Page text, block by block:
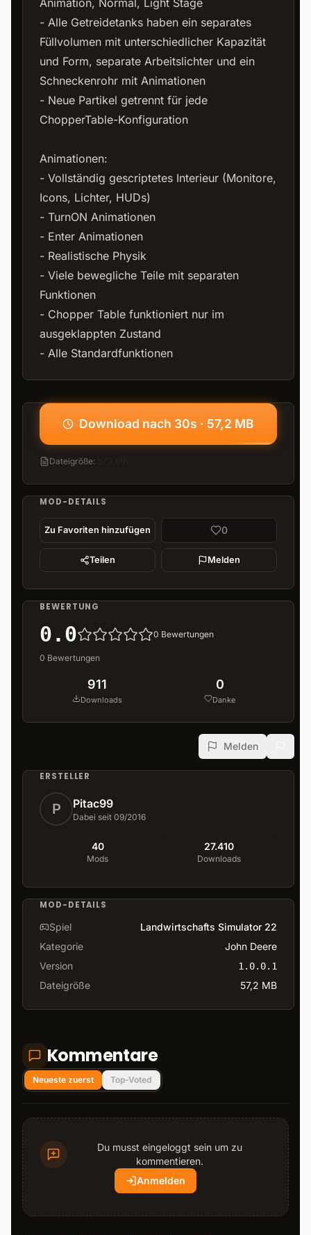
Animation, Normal, Light Stage
- Alle Getreidetanks haben ein separates
Füllvolumen mit unterschiedlicher Kapazität
und Form, separate Arbeitslichter und ein
Schneckenrohr mit Animationen
- Neue Partikel getrennt für jede
ChopperTable-Konfiguration
Animationen:
- Vollständig gescriptetes Interieur (Monitore,
Icons, Lichter, HUDs)
- TurnON Animationen
- Enter Animationen
- Realistische Physik
- Viele bewegliche Teile mit separaten
Funktionen
- Chopper Table funktioniert nur im
ausgeklappten Zustand
- Alle Standardfunktionen
Download nach 30s · 57,2 MB
Dateigröße:
MOD-DETAILS
Zu Favoriten hinzufügen 0
Teilen Melden
BEWERTUNG
0.0 0 Bewertungen
0 Bewertungen
911
Downloads
0
Danke
Melden
ERSTELLER
P Pitac99
Dabei seit 09/2016
40
Mods
27.410
Downloads
MOD-DETAILS
Spiel
Landwirtschafts Simulator 22
Kategorie
John Deere
Version
1.0.0.1
Dateigröße 57,2 MB
Kommentare
Neueste zuerst Top-Voted
Du musst eingeloggt sein um zu
kommentieren.
Anmelden